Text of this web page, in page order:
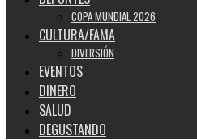
COPA MUNDIAL 2026
CULTURA/FAMA
DIVERSIÓN
EVENTOS
DINERO
SALUD
DEGUSTANDO